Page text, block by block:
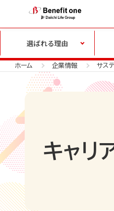
選ばれる理由
ホーム 企業情報 サス
キャリ